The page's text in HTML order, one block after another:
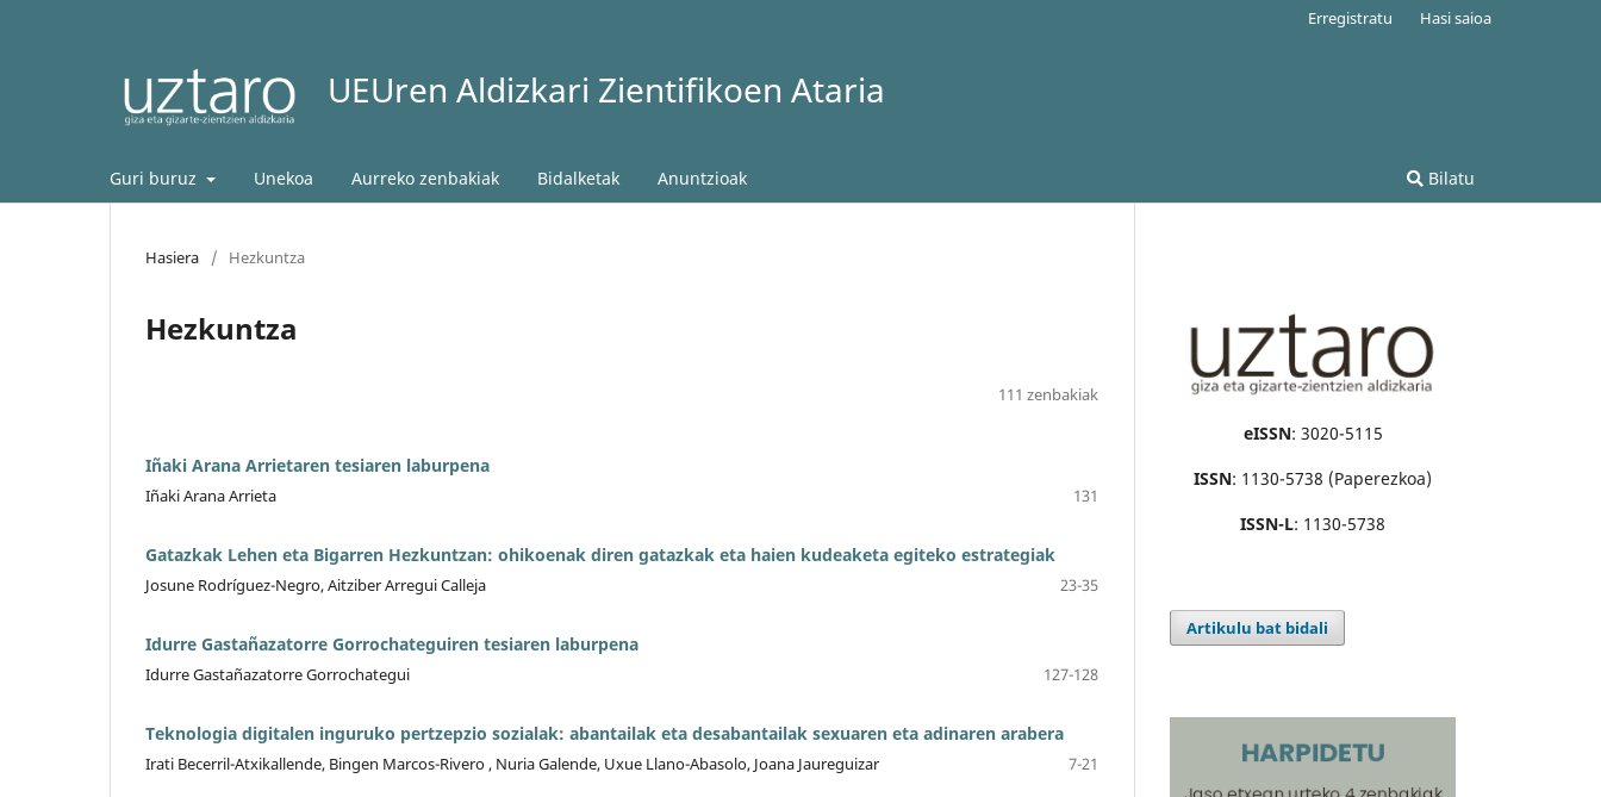
UEUren Aldizkari Zientifikoen Ataria
Guri buruz Unekoa Aurreko zenbakiak Bidalketak Anuntzioak Bilatu
Erregistratu Hasi saioa
Hasiera / Hezkuntza
Hezkuntza
111 zenbakiak
Iñaki Arana Arrietaren tesiaren laburpena
Iñaki Arana Arrieta 131
Gatazkak Lehen eta Bigarren Hezkuntzan: ohikoenak diren gatazkak eta haien kudeaketa egiteko estrategiak
Josune Rodríguez-Negro, Aitziber Arregui Calleja 23-35
Idurre Gastañazatorre Gorrochateguiren tesiaren laburpena
Idurre Gastañazatorre Gorrochategui 127-128
Teknologia digitalen inguruko pertzepzio sozialak: abantailak eta desabantailak sexuaren eta adinaren arabera
Irati Becerril-Atxikallende, Bingen Marcos-Rivero , Nuria Galende, Uxue Llano-Abasolo, Joana Jaureguizar 7-21
eISSN: 3020-5115
ISSN: 1130-5738 (Paperezkoa)
ISSN-L: 1130-5738
Artikulu bat bidali